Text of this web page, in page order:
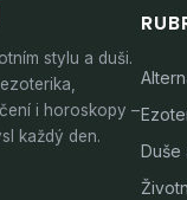
stylu a duši.
i horoskopy –
každý den.
Duše